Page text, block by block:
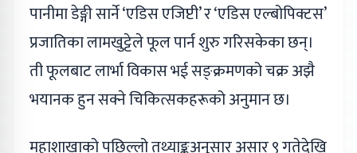
पानीमा डेङ्गी सार्ने ‘एडिस एजिप्टी’ र ‘एडिस एल्बोपिक्टस’
प्रजातिका लामखुट्टेले फूल पार्न शुरु गरिसकेका छन्।
ती फूलबाट लार्भा विकास भई सङ्क्रमणको चक्र अझै
भयानक हुन सक्ने चिकित्सकहरूको अनुमान छ।
महाशाखाको पछिल्लो तथ्याङ्कअनुसार असार ९ गतेदेखि